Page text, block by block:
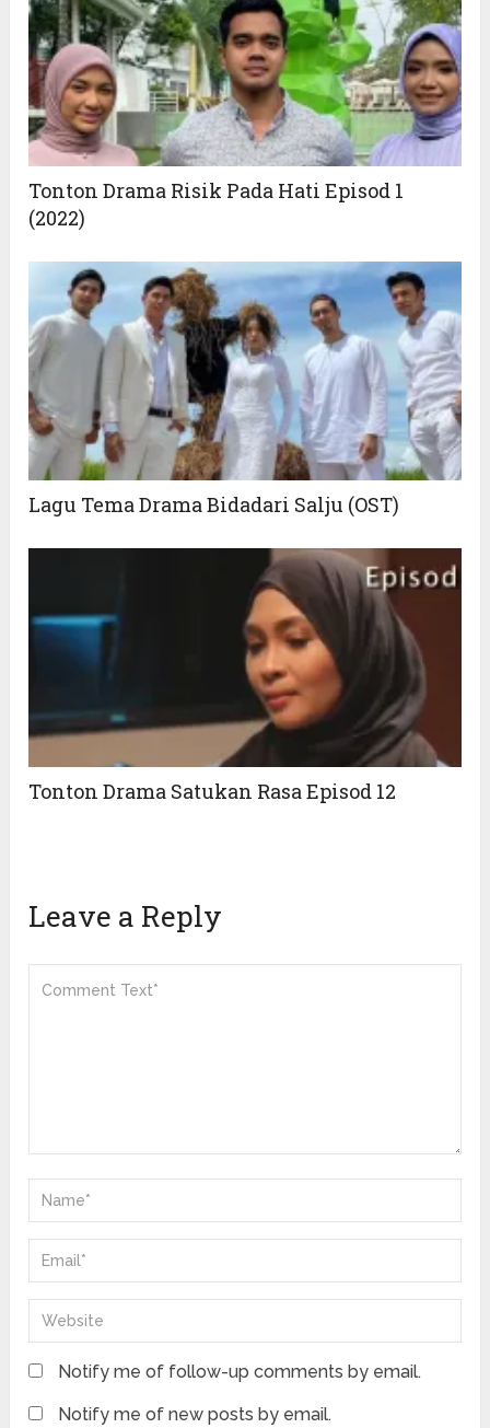
Tonton Drama Risik Pada Hati Episod 1
(2022)
Lagu Tema Drama Bidadari Salju (OST)
Tonton Drama Satukan Rasa Episod 12
Leave a Reply
Notify me of follow-up comments by email.
Notify me of new posts by email.